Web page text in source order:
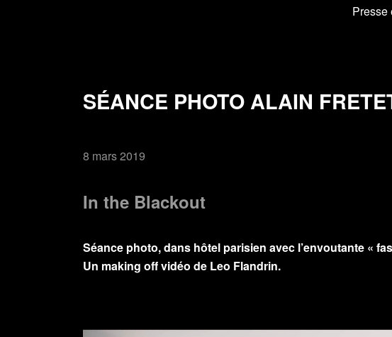
Presse
SÉANCE PHOTO ALAIN
8 mars 2019
In the Blackout
Séance photo, dans hôtel parisien avec l’envoutante «
Un making off vidéo de Leo Flandrin.